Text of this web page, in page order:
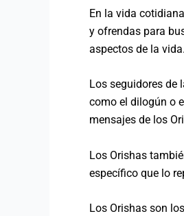
En la vida
y ofrendas para
aspectos de la vida.
Los seguidores de
como el dilogún o
mensajes de los
Los Orishas
específico que lo
Los Orishas son